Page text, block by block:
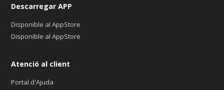
Descarregar APP
Disponible al AppStore
Disponible al AppStore
Atenció al client
Portal d'Ajuda